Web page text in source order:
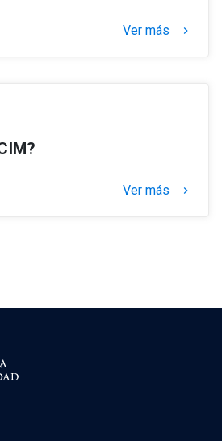
Ver más keyboard_arrow_right
Ver más keyboard_arrow_right